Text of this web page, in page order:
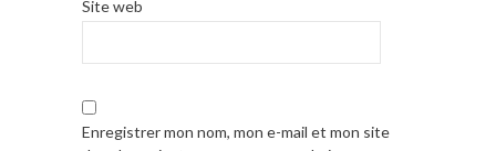
Site web
Enregistrer mon nom, mon e-mail et mon site